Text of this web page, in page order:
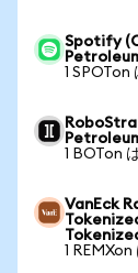
Spotify
1 SPOTon
1 BOTon
VanEck
1